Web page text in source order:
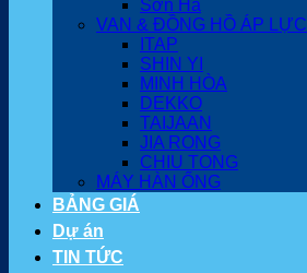
Sơn Hà
VAN & ĐỒNG HỒ ÁP LỰC
ITAP
SHIN YI
MINH HÒA
DEKKO
TAIJAAN
JIA RONG
CHIU TONG
MÁY HÀN ỐNG
BẢNG GIÁ
Dự án
TIN TỨC